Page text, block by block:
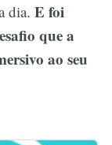
dia. E foi
que a
ao seu